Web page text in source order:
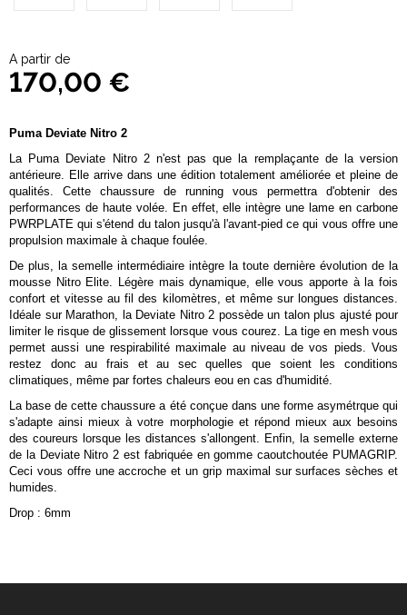
A partir de
170,00 €
Puma Deviate Nitro 2
La Puma Deviate Nitro 2 n'est pas que la remplaçante de la version
antérieure. Elle arrive dans une édition totalement améliorée et pleine de
qualités. Cette chaussure de running vous permettra d'obtenir des
performances de haute volée. En effet, elle intègre une lame en carbone
PWRPLATE qui s'étend du talon jusqu'à l'avant-pied ce qui vous offre une
propulsion maximale à chaque foulée.
De plus, la semelle intermédiaire intègre la toute dernière évolution de la
mousse Nitro Elite. Légère mais dynamique, elle vous apporte à la fois
confort et vitesse au fil des kilomètres, et même sur longues distances.
Idéale sur Marathon, la Deviate Nitro 2 possède un talon plus ajusté pour
limiter le risque de glissement lorsque vous courez. La tige en mesh vous
permet aussi une respirabilité maximale au niveau de vos pieds. Vous
restez donc au frais et au sec quelles que soient les conditions
climatiques, même par fortes chaleurs eou en cas d'humidité.
La base de cette chaussure a été conçue dans une forme asymétrque qui
s'adapte ainsi mieux à votre morphologie et répond mieux aux besoins
des coureurs lorsque les distances s'allongent. Enfin, la semelle externe
de la Deviate Nitro 2 est fabriquée en gomme caoutchoutée PUMAGRIP.
Ceci vous offre une accroche et un grip maximal sur surfaces sèches et
humides.
Drop : 6mm